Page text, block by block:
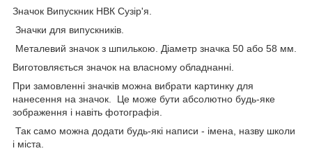
Значок Випускник НВК Сузір'я.
Значки для випускників.
Металевий значок з шпилькою. Діаметр значка 50 або 58 мм.
Виготовляється значок на власному обладнанні.
При замовленні значків можна вибрати картинку для
нанесення на значок. Це може бути абсолютно будь-яке
зображення і навіть фотографія.
Так само можна додати будь-які написи - імена, назву школи
і міста.